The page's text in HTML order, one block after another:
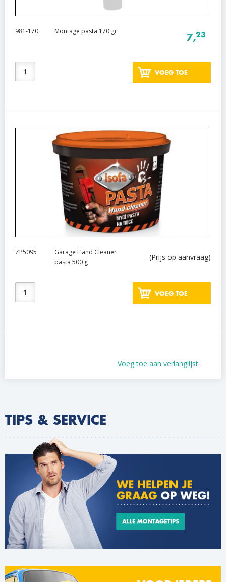
981-170 Montage pasta 170 gr
7,23
VOEG TOE
ZP5095
Garage Hand Cleaner
pasta 500 g
(Prijs op aanvraag)
VOEG TOE
Voeg toe aan verlanglijst
TIPS & SERVICE